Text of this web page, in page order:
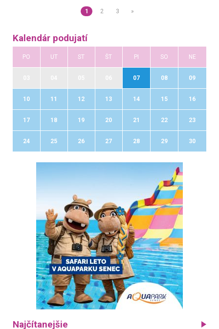
1 2 3 »
Kalendár podujatí
PO UT ST ŠT PI SO NE
07 08 09
10 11 12 13 14 15 16
17 18 19 20 21 22 23
24 25 26 27 28 29 30
Najčítanejšie